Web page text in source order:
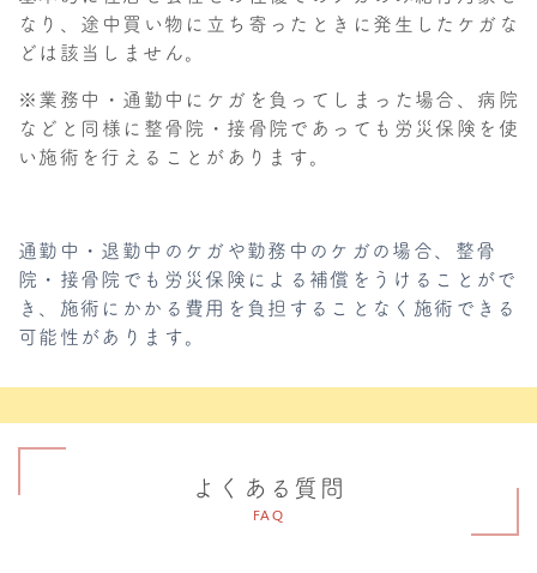
なり、途中買い物に立ち寄ったときに発生したケガな
どは該当しません。
※業務中・通勤中にケガを負ってしまった場合、病院
などと同様に整骨院・接骨院であっても労災保険を使
い施術を行えることがあります。
通勤中・退勤中のケガや勤務中のケガの場合、整骨
院・接骨院でも労災保険による補償をうけることがで
き、施術にかかる費用を負担することなく施術できる
可能性があります。
よくある質問
FAQ